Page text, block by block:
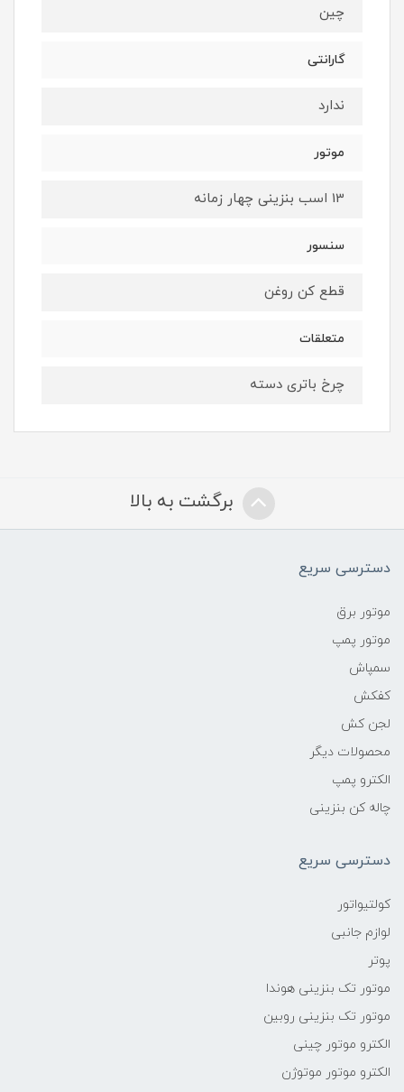
چین
گارانتی
ندارد
موتور
13 اسب بنزینی چهار زمانه
سنسور
قطع کن روغن
متعلقات
چرخ باتری دسته
برگشت به بالا
دسترسی سریع
موتور برق
موتور پمپ
سمپاش
کفکش
لجن کش
محصولات دیگر
الکترو پمپ
چاله کن بنزینی
دسترسی سریع
کولتیواتور
لوازم جانبی
پوتر
موتور تک بنزینی هوندا
موتور تک بنزینی روبین
الکترو موتور چینی
الکترو موتور موتوژن